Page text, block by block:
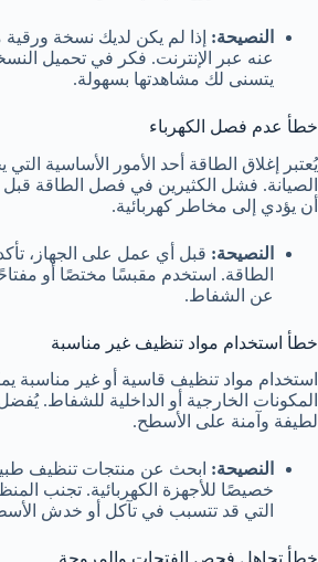
النصيحة: إذا لم يكن لديك نسخة
عنه عبر الإنترنت. فكر في تحميل
يتسنى لك مشاهدتها بسهولة.
خطأ عدم فصل الكهرباء
يُعتبر إغلاق الطاقة أحد الأمور الأساسية التي
الصيانة. فشل الكثيرين في فصل الطاقة قبل
أن يؤدي إلى مخاطر كهربائية.
النصيحة: قبل أي عمل على الجهاز،
الطاقة. استخدم مقبسًا مختصًا أو
عن الشفاط.
خطأ استخدام مواد تنظيف غير مناسبة
استخدام مواد تنظيف قاسية أو غير
المكونات الخارجية أو الداخلية للشفاط.
لطيفة وآمنة على الأسطح.
النصيحة: ابحث عن منتجات تنظيف
خصيصًا للأجهزة الكهربائية. تجنب
التي قد تتسبب في تآكل أو خدش